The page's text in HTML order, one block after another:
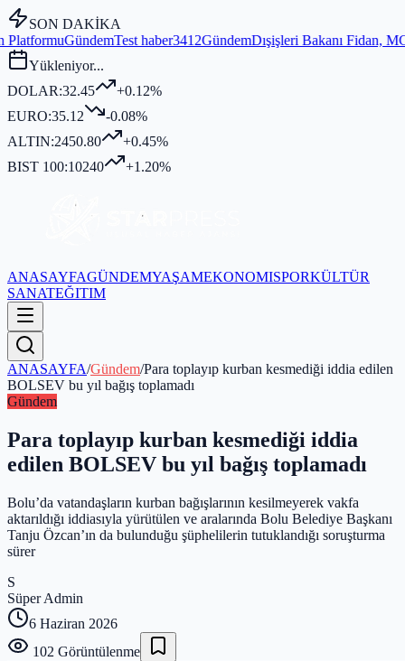
SON DAKİKA
Test haber3412GündemDışişleri Bakanı Fidan, MGK Genel
Yükleniyor...
DOLAR:32.45
+0.12%
EURO:35.12
-0.08%
ALTIN:2450.80
+0.45%
BIST 100:10240 +1.20%
ANASAYFAGÜNDEMYAŞAMEKONOMISPORKÜLTÜR
SANATEĞITIM
ANASAYFA/Gündem/Para toplayıp kurban kesmediği iddia edilen
BOLSEV bu yıl bağış toplamadı
Gündem
Para toplayıp kurban kesmediği iddia
edilen BOLSEV bu yıl bağış toplamadı
Bolu’da vatandaşların kurban bağışlarının kesilmeyerek vakfa
aktarıldığı iddiasıyla yürütülen ve aralarında Bolu Belediye Başkanı
Tanju Özcan’ın da bulunduğu şüphelilerin tutuklandığı soruşturma
sürer
S
Süper Admin
6 Haziran 2026
102 Görüntülenme